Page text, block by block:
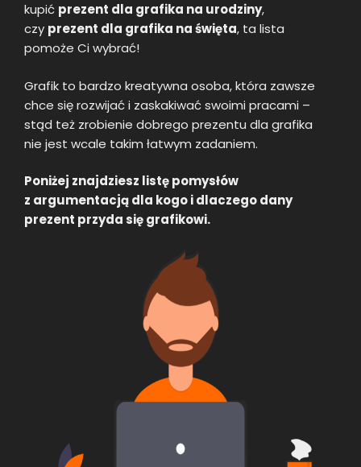
kupić prezent dla grafika na urodziny,
czy prezent dla grafika na święta, ta lista
pomoże Ci wybrać!
Grafik to bardzo kreatywna osoba, która zawsze
chce się rozwijać i zaskakiwać swoimi pracami –
stąd też zrobienie dobrego prezentu dla grafika
nie jest wcale takim łatwym zadaniem.
Poniżej znajdziesz listę pomysłów
z argumentacją dla kogo i dlaczego dany
prezent przyda się grafikowi.